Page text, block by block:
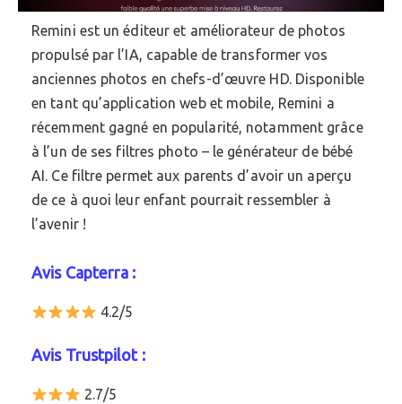
Remini est un éditeur et améliorateur de photos
propulsé par l’IA, capable de transformer vos
anciennes photos en chefs-d’œuvre HD. Disponible
en tant qu’application web et mobile, Remini a
récemment gagné en popularité, notamment grâce
à l’un de ses filtres photo – le générateur de bébé
AI. Ce filtre permet aux parents d’avoir un aperçu
de ce à quoi leur enfant pourrait ressembler à
l’avenir !
Avis Capterra :
4.2/5
Avis Trustpilot :
2.7/5